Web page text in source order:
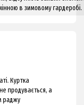
в зимовому гардеробі.
Куртка
продувається, а
раджу